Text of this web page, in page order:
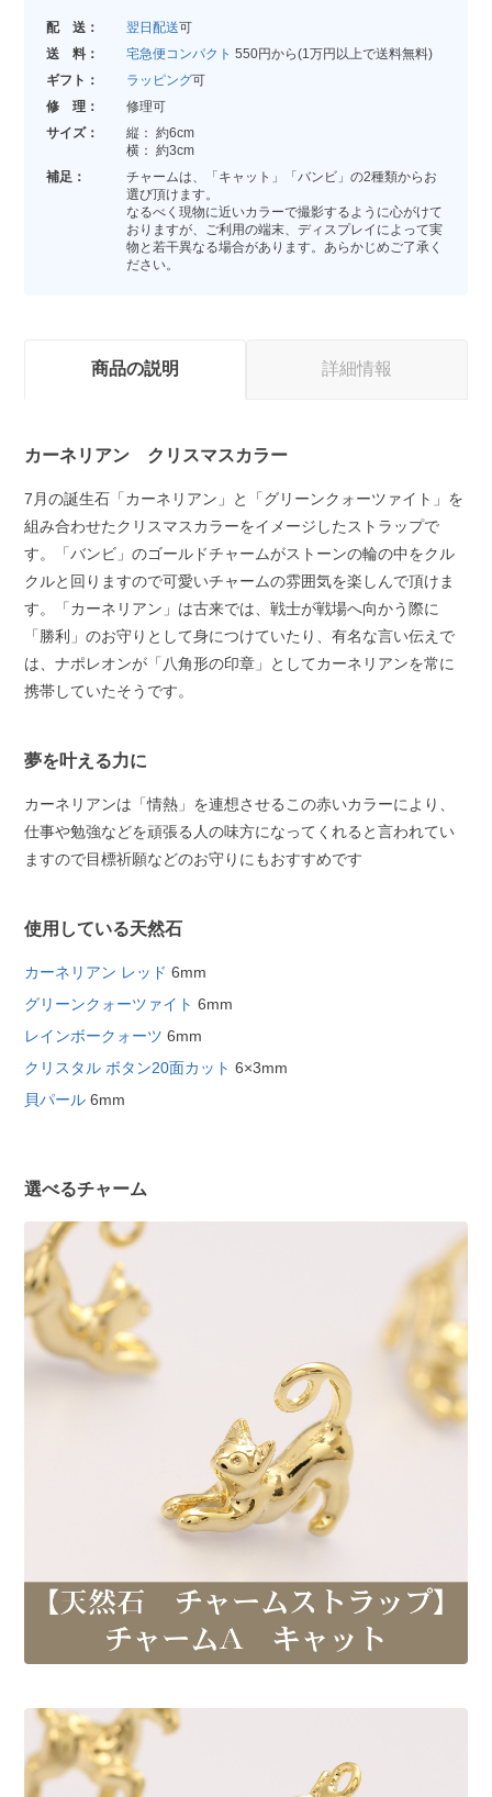
配 送： 翌日配送可
送 料：
宅急便コンパクト 550円から(1万円以上で送料無料)
ギフト：
ラッピング可
修 理：
修理可
サイズ：
縦： 約6cm
横： 約3cm
補足：
チャームは、「キャット」「バンビ」の2種類からお
選び頂けます。
なるべく現物に近いカラーで撮影するように心がけて
おりますが、ご利用の端末、ディスプレイによって実
物と若干異なる場合があります。あらかじめご了承く
ださい。
商品の説明 詳細情報
カーネリアン クリスマスカラー
7月の誕生石「カーネリアン」と「グリーンクォーツァイト」を
組み合わせたクリスマスカラーをイメージしたストラップで
す。「バンビ」のゴールドチャームがストーンの輪の中をクル
クルと回りますので可愛いチャームの雰囲気を楽しんで頂けま
す。「カーネリアン」は古来では、戦士が戦場へ向かう際に
「勝利」のお守りとして身につけていたり、有名な言い伝えで
は、ナポレオンが「八角形の印章」としてカーネリアンを常に
携帯していたそうです。
夢を叶える力に
カーネリアンは「情熱」を連想させるこの赤いカラーにより、
仕事や勉強などを頑張る人の味方になってくれると言われてい
ますので目標祈願などのお守りにもおすすめです
使用している天然石
カーネリアン レッド 6mm
グリーンクォーツァイト 6mm
レインボークォーツ 6mm
クリスタル ボタン20面カット 6×3mm
貝パール 6mm
選べるチャーム